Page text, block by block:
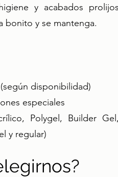
y acabados
bonito y se mantenga.
disponibilidad)
especiales
Polygel, Builder
y regular)